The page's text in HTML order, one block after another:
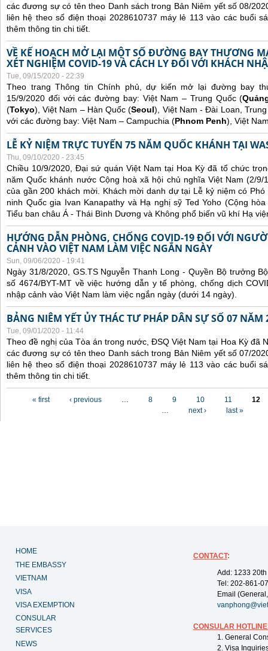
các đương sự có tên theo Danh sách trong Bản Niêm yết số 08/
liên hệ theo số điện thoại 2028610737 máy lẻ 113 vào các buổi
thêm thông tin chi tiết.
VỀ KẾ HOẠCH MỞ LẠI MỘT SỐ ĐƯỜNG BAY THƯƠNG
XÉT NGHIỆM COVID-19 VÀ CÁCH LY ĐỐI VỚI KHÁCH
Tue, 09/15/2020 - 22:39
Theo trang Thông tin Chính phủ, dự kiến mở lại đường bay
15/9/2020 đối với các đường bay: Việt Nam – Trung Quốc (
(Tokyo), Việt Nam – Hàn Quốc (Seoul), Việt Nam - Đài Loan,
với các đường bay: Việt Nam – Campuchia (Phnom Penh), Việt
LỄ KỶ NIỆM TRỰC TUYẾN 75 NĂM QUỐC KHÁNH TẠI
Thu, 09/10/2020 - 23:45
Chiều 10/9/2020, Đại sứ quán Việt Nam tại Hoa Kỳ đã tổ chức
năm Quốc khánh nước Cộng hoà xã hội chủ nghĩa Việt Nam (2/
của gần 200 khách mời. Khách mời danh dự tại Lễ kỷ niệm có
ninh Quốc gia Ivan Kanapathy và Hạ nghị sỹ Ted Yoho (Cộng
Tiểu ban châu Á - Thái Bình Dương và Không phổ biến vũ khí Hạ
HƯỚNG DẪN PHÒNG, CHỐNG COVID-19 ĐỐI VỚI
CẢNH VÀO VIỆT NAM LÀM VIỆC NGẮN NGÀY
Sun, 09/06/2020 - 19:41
Ngày 31/8/2020, GS.TS Nguyễn Thanh Long - Quyền Bộ trưởng
số 4674/BYT-MT về việc hướng dẫn y tế phòng, chống dịch
nhập cảnh vào Việt Nam làm việc ngắn ngày (dưới 14 ngày).
BẢNG NIÊM YẾT ỦY THÁC TƯ PHÁP DÂN SỰ SỐ 07 NĂM
Tue, 09/01/2020 - 11:44
Theo đề nghị của Tòa án trong nước, ĐSQ Việt Nam tại Hoa Kỳ đã
các đương sự có tên theo Danh sách trong Bản Niêm yết số 07/
liên hệ theo số điện thoại 2028610737 máy lẻ 113 vào các buổi
thêm thông tin chi tiết.
« first ‹ previous … 8 9 10 11
12
…
next › last »
HOME
THE EMBASSY
VIETNAM
VISA
VISA EXEMPTION
CONSULAR
SERVICES
NEWS
CONTACT:
Add: 1233
Tel: 202-861-
Email
CONSULAR
1. General
2. Visa